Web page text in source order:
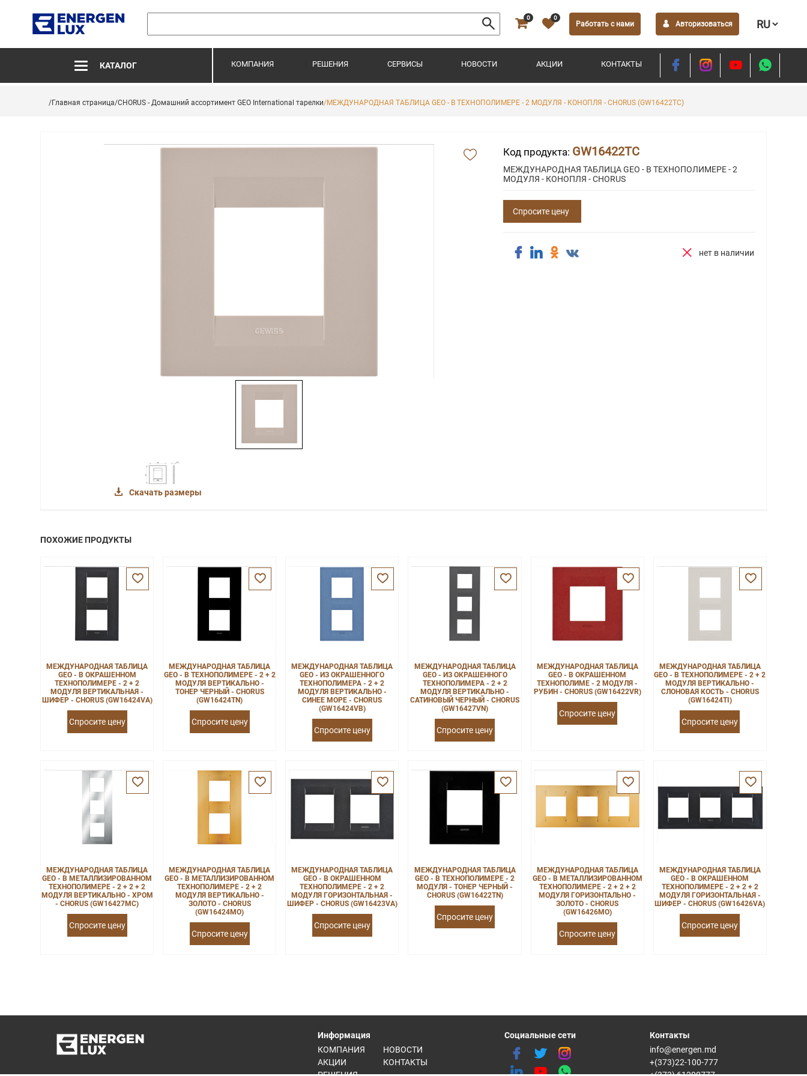
0 0
Работать с нами Авторизоваться
КАТАЛОГ КОМПАНИЯ РЕШЕНИЯ СЕРВИСЫ НОВОСТИ АКЦИИ КОНТАКТЫ
/Главная страница/CHORUS - Домашний ассортимент GEO International тарелки/МЕЖДУНАРОДНАЯ ТАБЛИЦА GEO - В ТЕХНОПОЛИМЕРЕ - 2 МОДУЛЯ - КОНОПЛЯ - CHORUS (GW16422TC)
Скачать размеры
Код продукта: GW16422TC
МЕЖДУНАРОДНАЯ ТАБЛИЦА GEO - В ТЕХНОПОЛИМЕРЕ - 2
МОДУЛЯ - КОНОПЛЯ - CHORUS
Спросите цену
нет в наличии
ПОХОЖИЕ ПРОДУКТЫ
МЕЖДУНАРОДНАЯ ТАБЛИЦА
GEO - В ОКРАШЕННОМ
ТЕХНОПОЛИМЕРЕ - 2 + 2
МОДУЛЯ ВЕРТИКАЛЬНАЯ -
ШИФЕР - CHORUS (GW16424VA)
Спросите цену
МЕЖДУНАРОДНАЯ ТАБЛИЦА
GEO - В ТЕХНОПОЛИМЕРЕ - 2 + 2
МОДУЛЯ ВЕРТИКАЛЬНО -
ТОНЕР ЧЕРНЫЙ - CHORUS
(GW16424TN)
Спросите цену
МЕЖДУНАРОДНАЯ ТАБЛИЦА
GEO - ИЗ ОКРАШЕННОГО
ТЕХНОПОЛИМЕРА - 2 + 2
МОДУЛЯ ВЕРТИКАЛЬНО -
СИНЕЕ МОРЕ - CHORUS
(GW16424VB)
Спросите цену
МЕЖДУНАРОДНАЯ ТАБЛИЦА
GEO - ИЗ ОКРАШЕННОГО
ТЕХНОПОЛИМЕРА - 2 + 2
МОДУЛЯ ВЕРТИКАЛЬНО -
САТИНОВЫЙ ЧЕРНЫЙ - CHORUS
(GW16427VN)
Спросите цену
МЕЖДУНАРОДНАЯ ТАБЛИЦА
GEO - В ОКРАШЕННОМ
ТЕХНОПОЛИМЕ - 2 МОДУЛЯ -
РУБИН - CHORUS (GW16422VR)
Спросите цену
МЕЖДУНАРОДНАЯ ТАБЛИЦА
GEO - В ТЕХНОПОЛИМЕРЕ - 2 + 2
МОДУЛЯ ВЕРТИКАЛЬНО -
СЛОНОВАЯ КОСТЬ - CHORUS
(GW16424TI)
Спросите цену
МЕЖДУНАРОДНАЯ ТАБЛИЦА
GEO - В МЕТАЛЛИЗИРОВАННОМ
ТЕХНОПОЛИМЕРЕ - 2 + 2 + 2
МОДУЛЯ ВЕРТИКАЛЬНО - ХРОМ
- CHORUS (GW16427MC)
Спросите цену
МЕЖДУНАРОДНАЯ ТАБЛИЦА
GEO - В МЕТАЛЛИЗИРОВАННОМ
ТЕХНОПОЛИМЕРЕ - 2 + 2
МОДУЛЯ ВЕРТИКАЛЬНО -
ЗОЛОТО - CHORUS
(GW16424MO)
Спросите цену
МЕЖДУНАРОДНАЯ ТАБЛИЦА
GEO - В ОКРАШЕННОМ
ТЕХНОПОЛИМЕРЕ - 2 + 2
МОДУЛЯ ГОРИЗОНТАЛЬНАЯ -
ШИФЕР - CHORUS (GW16423VA)
Спросите цену
МЕЖДУНАРОДНАЯ ТАБЛИЦА
GEO - В ТЕХНОПОЛИМЕРЕ - 2
МОДУЛЯ - ТОНЕР ЧЕРНЫЙ -
CHORUS (GW16422TN)
Спросите цену
МЕЖДУНАРОДНАЯ ТАБЛИЦА
GEO - В МЕТАЛЛИЗИРОВАННОМ
ТЕХНОПОЛИМЕРЕ - 2 + 2 + 2
МОДУЛЯ ГОРИЗОНТАЛЬНО -
ЗОЛОТО - CHORUS
(GW16426MO)
Спросите цену
МЕЖДУНАРОДНАЯ ТАБЛИЦА
GEO - В ОКРАШЕННОМ
ТЕХНОПОЛИМЕРЕ - 2 + 2 + 2
МОДУЛЯ ГОРИЗОНТАЛЬНАЯ -
ШИФЕР - CHORUS (GW16426VA)
Спросите цену
Информация
КОМПАНИЯ
АКЦИИ
НОВОСТИ
КОНТАКТЫ
Социальные сети
Контакты
info@energen.md
+(373)22-100-777